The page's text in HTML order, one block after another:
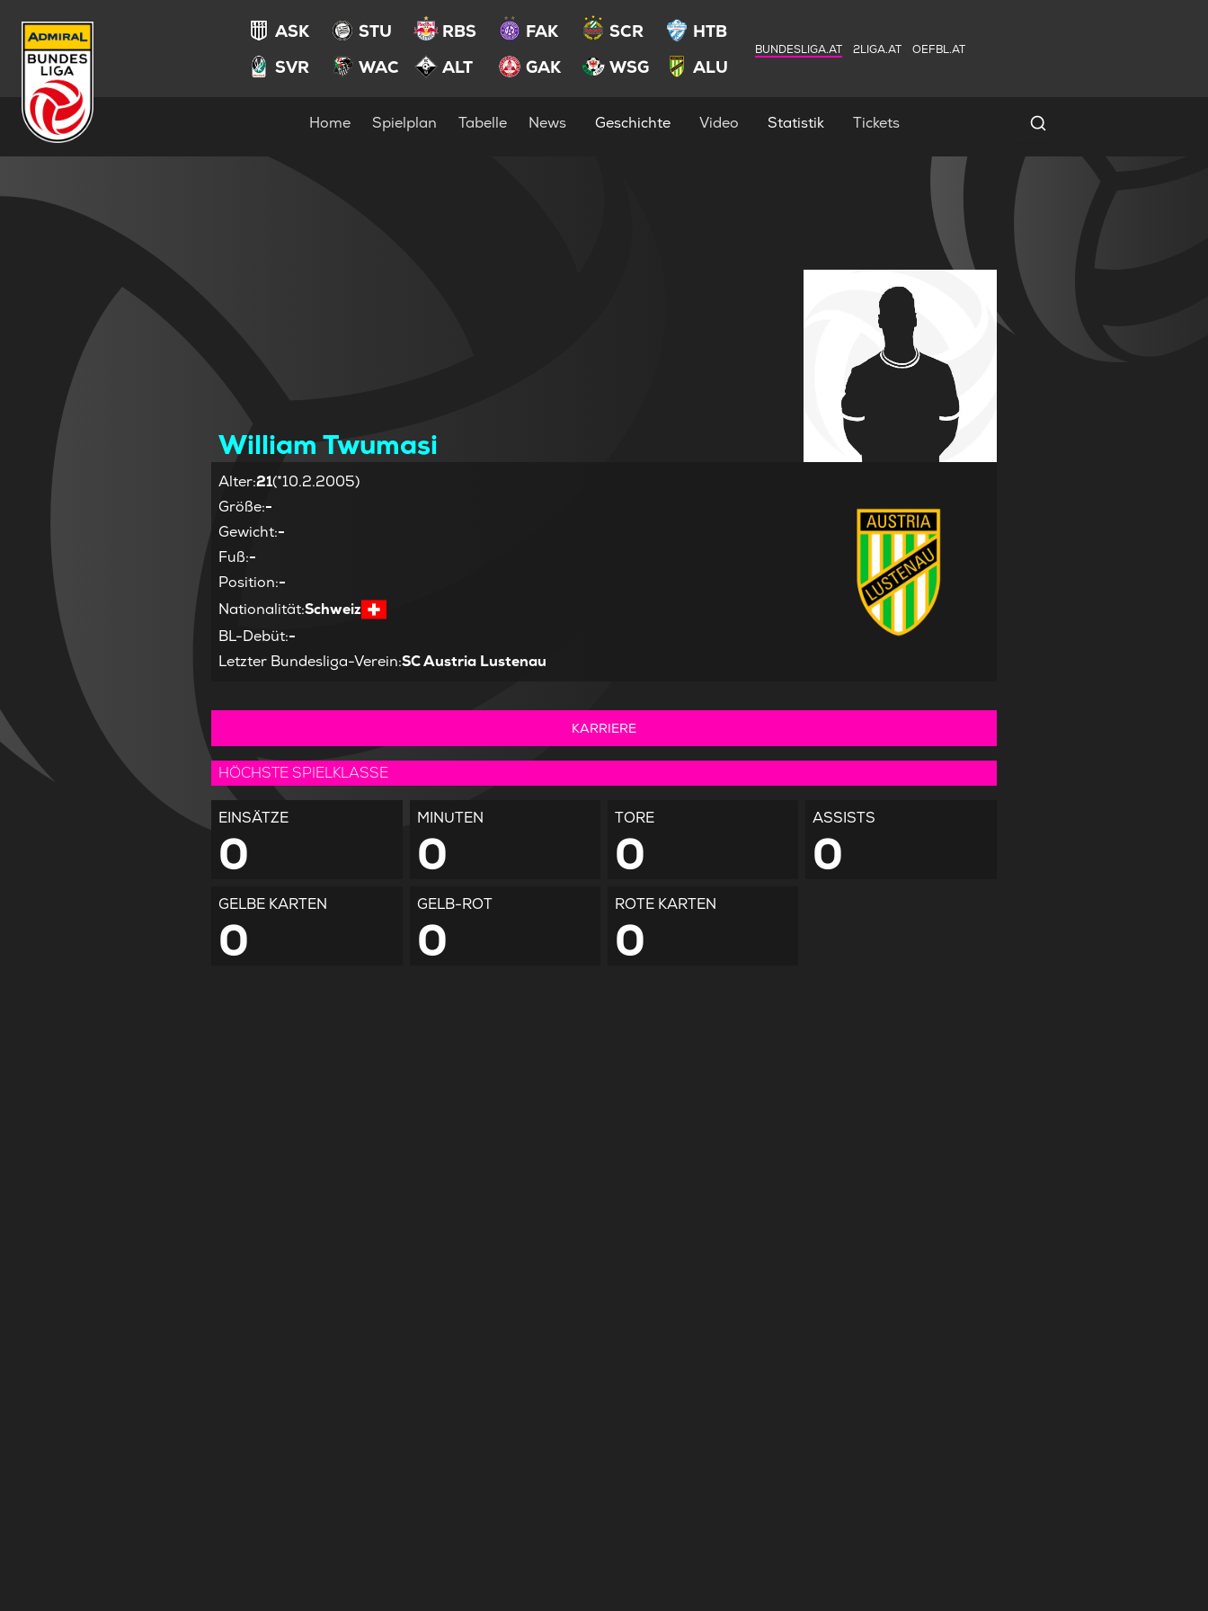
ASK STU RBS FAK SCR
HTB
SVR
WAC ALT GAK WSG ALU
BUNDESLIGA.AT 2LIGA.AT OEFBL.AT
Home Spielplan Tabelle News Geschichte Video Statistik Tickets Spielersuche
William Twumasi
Alter:21(*10.2.2005)
Größe:-
Gewicht:-
Fuß:-
Position:-
Nationalität:Schweiz
BL-Debüt:-
Letzter Bundesliga-Verein:SC Austria Lustenau
KARRIERE
HÖCHSTE SPIELKLASSE
EINSÄTZE
0
MINUTEN
0
TORE
0
ASSISTS
0
GELBE KARTEN
0
GELB-ROT
0
ROTE KARTEN
0